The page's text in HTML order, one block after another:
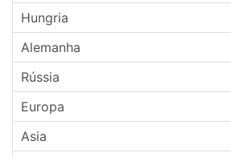
Hungria
Alemanha
Rússia
Europa
Asia